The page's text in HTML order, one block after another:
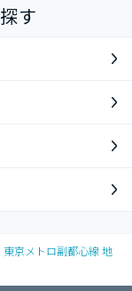
す
東京メトロ副都心線 地